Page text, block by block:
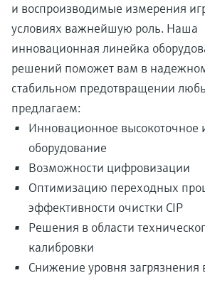
и воспроизводимые измерения
условиях важнейшую роль. Наша
инновационная линейка
решений поможет вам в
стабильном предотвращении
предлагаем:
Инновационное высокоточное
оборудование
Возможности цифровизации
Оптимизацию переходных
эффективности очистки CIP
Решения в области
калибровки
Снижение уровня загрязнения